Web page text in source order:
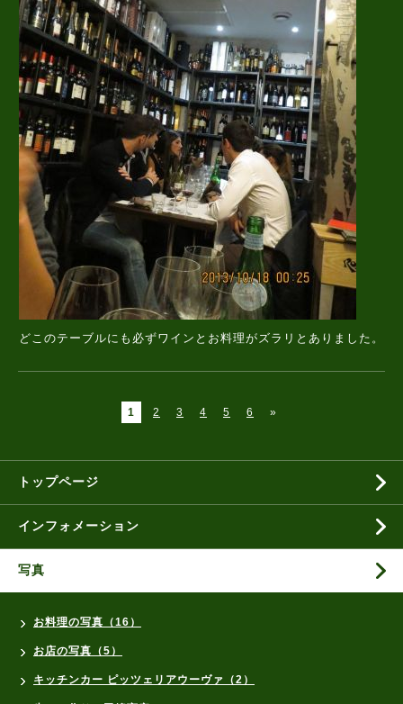
どこのテーブルにも必ずワインとお料理がズラリとありました。
1 2 3 4 5 6 »
トップページ
インフォメーション
写真
お料理の写真（16）
お店の写真（5）
キッチンカー ピッツェリアウーヴァ（2）